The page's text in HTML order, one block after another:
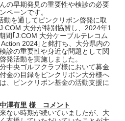
の早期発見の重要性や検診の必要
ペーンです。
動を通してピンクリボン啓発に取
大分が特別協賛し、2024年1
間｢J:COM 大分ケーブルテレコム
2024｣と銘打ち、大分県内の
診の重要性や身近な問題として関
発活動を実施しました。
中央ゴルフクラブ様において募金
金の目録をピンクリボン大分様へ
、ピンクリボン基金の活動支援に
澤有里 様 コメント
ない時期が続いていましたが、大